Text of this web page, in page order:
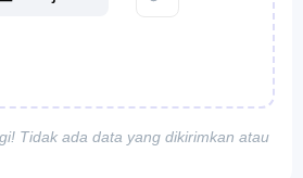
Tidak ada data yang dikirimkan atau